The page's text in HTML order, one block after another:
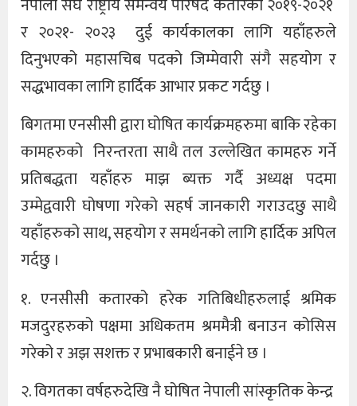
नेपाली संघ राष्ट्रीय समन्वय परिषद कतारको २०१९-२०२१
र २०२१- २०२३ दुई कार्यकालका लागि यहाँहरुले
दिनुभएको महासचिब पदको जिम्मेवारी संगै सहयोग र
सद्धभावका लागि हार्दिक आभार प्रकट गर्दछु ।
बिगतमा एनसीसी द्वारा घोषित कार्यक्रमहरुमा बाकि रहेका
कामहरुको निरन्तरता साथै तल उल्लेखित कामहरु गर्ने
प्रतिबद्धता यहाँहरु माझ ब्यक्त गर्दै अध्यक्ष पदमा
उम्मेद्ववारी घोषणा गरेको सहर्ष जानकारी गराउदछु साथै
यहाँहरुको साथ, सहयोग र समर्थनको लागि हार्दिक अपिल
गर्दछु ।
१. एनसीसी कतारको हरेक गतिबिधीहरुलाई श्रमिक
मजदुरहरुको पक्षमा अधिकतम श्रममैत्री बनाउन कोसिस
गरेको र अझ सशक्त र प्रभाबकारी बनाईने छ ।
२. विगतका वर्षहरुदेखि नै घोषित नेपाली सांस्कृतिक केन्द्र